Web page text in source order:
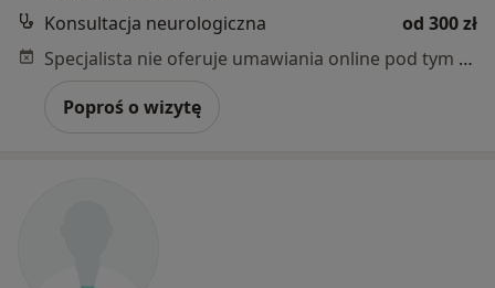
Konsultacja neurologiczna
od 300 zł
Specjalista nie oferuje umawiania online pod tym adresem.
Poproś o wizytę